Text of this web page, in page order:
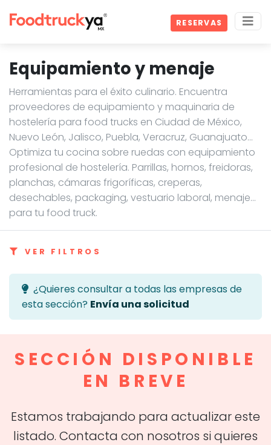
RESERVAS
Equipamiento y menaje
Herramientas para el éxito culinario. Encuentra
proveedores de equipamiento y maquinaria de
hostelería para food trucks en Ciudad de México,
Nuevo León, Jalisco, Puebla, Veracruz, Guanajuato…
Optimiza tu cocina sobre ruedas con equipamiento
profesional de hostelería. Parrillas, hornos, freidoras,
planchas, cámaras frigoríficas, creperas,
desechables, packaging, vestuario laboral, menaje...
para tu food truck.
VER FILTROS
¿Quieres consultar a todas las empresas de
esta sección? Envía una solicitud
SECCIÓN DISPONIBLE
EN BREVE
Estamos trabajando para actualizar este
listado. Contacta con nosotros si quieres